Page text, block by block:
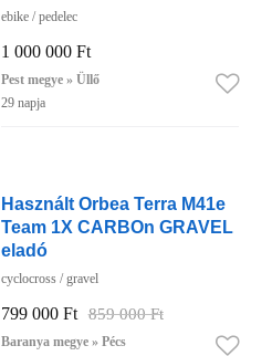
ebike / pedelec
1 000 000 Ft
Pest megye » Üllő
29 napja
Használt Orbea Terra M41e
Team 1X CARBOn GRAVEL
eladó
cyclocross / gravel
799 000 Ft 859 000 Ft
Baranya megye » Pécs